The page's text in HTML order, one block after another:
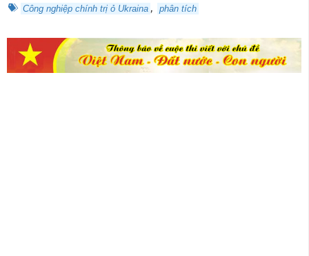
Công nghiệp chính trị ỏ Ukraina , phân tích